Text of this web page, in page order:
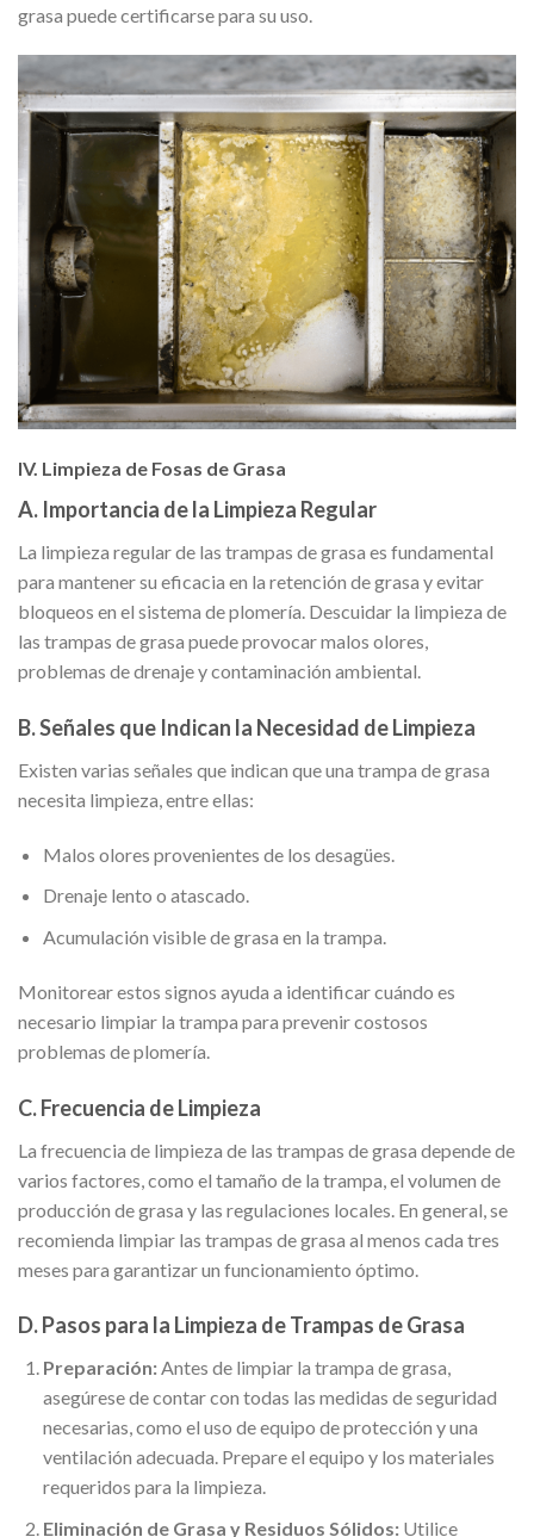
grasa puede certificarse para su uso.
IV. Limpieza de Fosas de Grasa
A. Importancia de la Limpieza Regular
La limpieza regular de las trampas de grasa es fundamental
para mantener su eficacia en la retención de grasa y evitar
bloqueos en el sistema de plomería. Descuidar la limpieza de
las trampas de grasa puede provocar malos olores,
problemas de drenaje y contaminación ambiental.
B. Señales que Indican la Necesidad de Limpieza
Existen varias señales que indican que una trampa de grasa
necesita limpieza, entre ellas:
Malos olores provenientes de los desagües.
Drenaje lento o atascado.
Acumulación visible de grasa en la trampa.
Monitorear estos signos ayuda a identificar cuándo es
necesario limpiar la trampa para prevenir costosos
problemas de plomería.
C. Frecuencia de Limpieza
La frecuencia de limpieza de las trampas de grasa depende de
varios factores, como el tamaño de la trampa, el volumen de
producción de grasa y las regulaciones locales. En general, se
recomienda limpiar las trampas de grasa al menos cada tres
meses para garantizar un funcionamiento óptimo.
D. Pasos para la Limpieza de Trampas de Grasa
Preparación:Antes de limpiar la trampa de grasa,
asegúrese de contar con todas las medidas de seguridad
necesarias, como el uso de equipo de protección y una
ventilación adecuada. Prepare el equipo y los materiales
requeridos para la limpieza.
Eliminación de Grasa y Residuos Sólidos:Utilice